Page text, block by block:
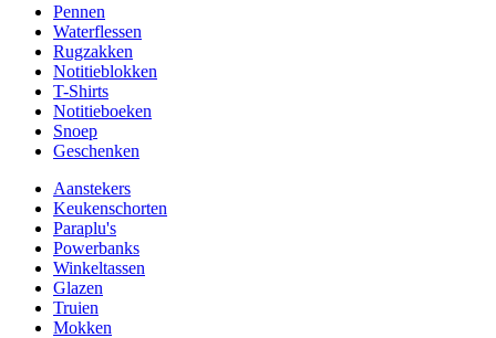
Pennen
Waterflessen
Rugzakken
Notitieblokken
T-Shirts
Notitieboeken
Snoep
Geschenken
Aanstekers
Keukenschorten
Paraplu's
Powerbanks
Winkeltassen
Glazen
Truien
Mokken